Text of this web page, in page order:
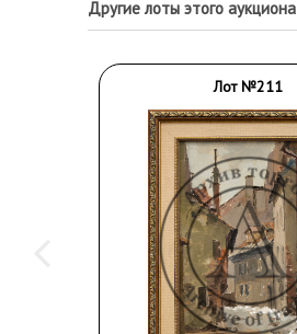
Другие лоты этого аукциона
Лот №211